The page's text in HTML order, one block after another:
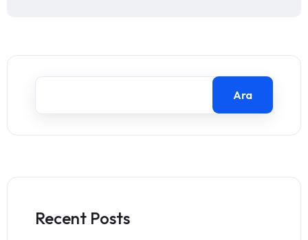
Ara
Recent Posts